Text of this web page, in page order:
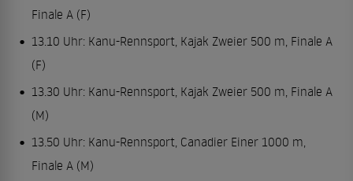
Finale A (F)
13.10 Uhr: Kanu-Rennsport, Kajak Zweier 500 m, Finale A
(F)
13.30 Uhr: Kanu-Rennsport, Kajak Zweier 500 m, Finale A
(M)
13.50 Uhr: Kanu-Rennsport, Canadier Einer 1000 m,
Finale A (M)